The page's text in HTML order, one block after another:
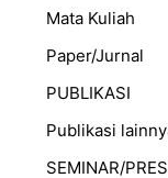
Mata Kuliah
Paper/Jurnal
PUBLIKASI
Publikasi
SEMINAR/